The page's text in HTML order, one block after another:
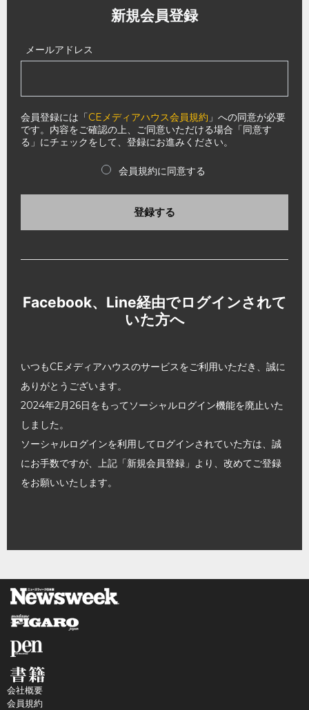
新規会員登録
メールアドレス
会員登録には「CEメディアハウス会員規約 」への同意が必要
です。内容をご確認の上、ご同意いただける場合「同意す
る」にチェックをして、登録にお進みください。
会員規約に同意する
登録する
Facebook、Line経由でログインされて
いた方へ
いつもCEメディアハウスのサービスをご利用いただき、誠に
ありがとうございます。
2024年2月26日をもってソーシャルログイン機能を廃止いた
しました。
ソーシャルログインを利用してログインされていた方は、誠
にお手数ですが、上記「新規会員登録」より、改めてご登録
をお願いいたします。
会社概要
会員規約